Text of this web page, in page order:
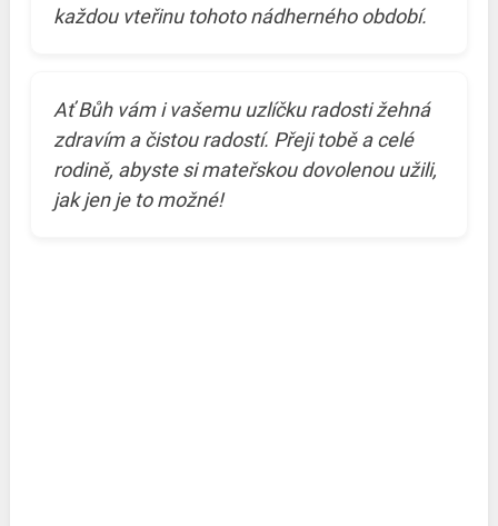
každou vteřinu tohoto nádherného období.
Ať Bůh vám i vašemu uzlíčku radosti žehná
zdravím a čistou radostí. Přeji tobě a celé
rodině, abyste si mateřskou dovolenou užili,
jak jen je to možné!